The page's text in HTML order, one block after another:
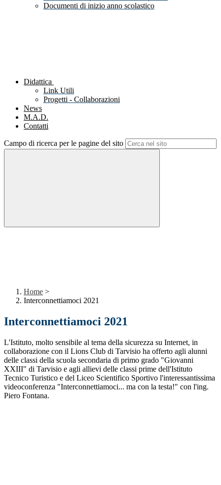
Documenti di inizio anno scolastico
Didattica
Link Utili
Progetti - Collaborazioni
News
M.A.D.
Contatti
Campo di ricerca per le pagine del sito
Home >
Interconnettiamoci 2021
Interconnettiamoci 2021
L'Istituto, molto sensibile al tema della sicurezza su Internet, in
collaborazione con il Lions Club di Tarvisio ha offerto agli alunni
delle classi della scuola secondaria di primo grado "Giovanni
XXIII" di Tarvisio e agli allievi delle classi prime dell'Istituto
Tecnico Turistico e del Liceo Scientifico Sportivo l'interessantissima
videoconferenza "Interconnettiamoci... ma con la testa!" con l'ing.
Piero Fontana.